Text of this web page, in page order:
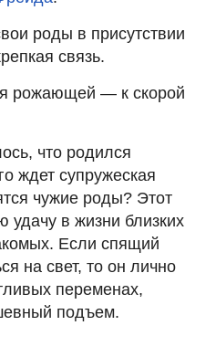
роды в присутствии
связь.
рожающей — к скорой
что родился
ждет супружеская
чужие роды? Этот
удачу в жизни близких
Если спящий
на свет, то он лично
переменах,
подъем.